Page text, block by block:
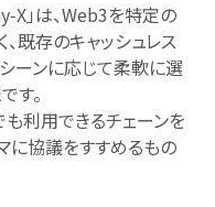
」は、Web3を特定の
既存のキャッシュレス
ーンに応じて柔軟に選
す。
利用できるチェーンを
に協議をすすめるもの